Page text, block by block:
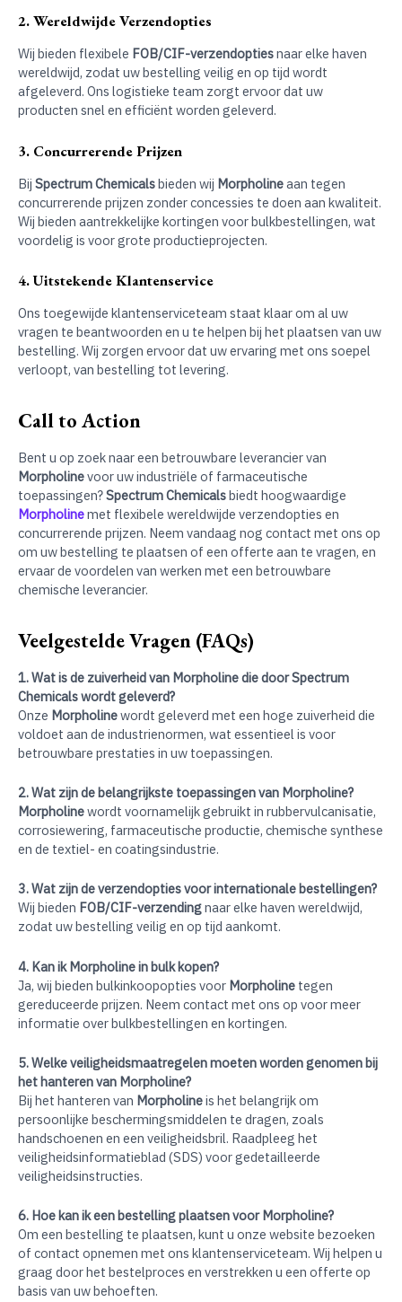
2. Wereldwijde Verzendopties
Wij bieden flexibele FOB/CIF-verzendoptiesnaar elke haven
wereldwijd, zodat uw bestelling veilig en op tijd wordt
afgeleverd. Ons logistieke team zorgt ervoor dat uw
producten snel en efficiënt worden geleverd.
3. Concurrerende Prijzen
Bij Spectrum Chemicalsbieden wij Morpholineaan tegen
concurrerende prijzen zonder concessies te doen aan kwaliteit.
Wij bieden aantrekkelijke kortingen voor bulkbestellingen, wat
voordelig is voor grote productieprojecten.
4. Uitstekende Klantenservice
Ons toegewijde klantenserviceteam staat klaar om al uw
vragen te beantwoorden en u te helpen bij het plaatsen van uw
bestelling. Wij zorgen ervoor dat uw ervaring met ons soepel
verloopt, van bestelling tot levering.
Call to Action
Bent u op zoek naar een betrouwbare leverancier van
Morpholinevoor uw industriële of farmaceutische
toepassingen?Spectrum Chemicalsbiedt hoogwaardige
Morpholinemet flexibele wereldwijde verzendopties en
concurrerende prijzen. Neem vandaag nog contact met ons op
om uw bestelling te plaatsen of een offerte aan te vragen, en
ervaar de voordelen van werken met een betrouwbare
chemische leverancier.
Veelgestelde Vragen (FAQs)
1. Wat is de zuiverheid van Morpholine die door Spectrum
Chemicals wordt geleverd?
Onze Morpholinewordt geleverd met een hoge zuiverheid die
voldoet aan de industrienormen, wat essentieel is voor
betrouwbare prestaties in uw toepassingen.
2. Wat zijn de belangrijkste toepassingen van Morpholine?
Morpholinewordt voornamelijk gebruikt in rubbervulcanisatie,
corrosiewering, farmaceutische productie, chemische synthese
en de textiel- en coatingsindustrie.
3. Wat zijn de verzendopties voor internationale bestellingen?
Wij bieden FOB/CIF-verzendingnaar elke haven wereldwijd,
zodat uw bestelling veilig en op tijd aankomt.
4. Kan ik Morpholine in bulk kopen?
Ja, wij bieden bulkinkoopopties voor Morpholine tegen
gereduceerde prijzen. Neem contact met ons op voor meer
informatie over bulkbestellingen en kortingen.
5. Welke veiligheidsmaatregelen moeten worden genomen bij
het hanteren van Morpholine?
Bij het hanteren van Morpholineis het belangrijk om
persoonlijke beschermingsmiddelen te dragen, zoals
handschoenen en een veiligheidsbril. Raadpleeg het
veiligheidsinformatieblad (SDS) voor gedetailleerde
veiligheidsinstructies.
6. Hoe kan ik een bestelling plaatsen voor Morpholine?
Om een bestelling te plaatsen, kunt u onze website bezoeken
of contact opnemen met ons klantenserviceteam. Wij helpen u
graag door het bestelproces en verstrekken u een offerte op
basis van uw behoeften.